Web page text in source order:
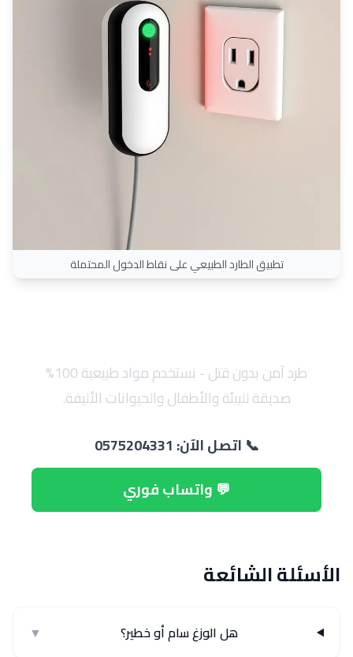
تطبيق الطارد الطبيعي على نقاط الدخول المحتملة
طرد آمن بدون قتل - نستخدم مواد طبيعية 100%
صديقة للبيئة والأطفال والحيوانات الأليفة.
📞 اتصل الآن: 0575204331
💬 واتساب فوري
الأسئلة الشائعة
هل الوزغ سام أو خطير؟ ▼